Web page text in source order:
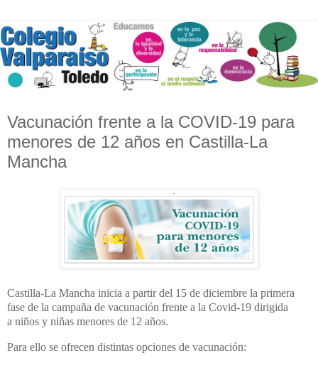
Vacunación frente a la COVID-19 para
menores de 12 años en Castilla-La
Mancha
Castilla-La Mancha inicia a partir del 15 de diciembre la primera
fase de la campaña de vacunación frente a la Covid-19 dirigida
a niños y niñas menores de 12 años.
Para ello se ofrecen distintas opciones de vacunación: